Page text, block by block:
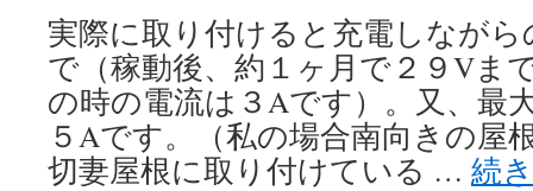
実際に取り付けると充電しなが
で（稼動後、約１ヶ月で２９Vま
の時の電流は３Aです）。又、最
５Aです。（私の場合南向きの屋
切妻屋根に取り付けている … 続